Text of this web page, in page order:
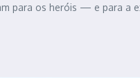
para os heróis — e para a